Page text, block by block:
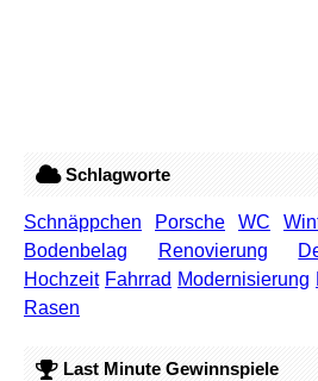
Schlagworte
Schnäppchen Porsche WC
Bodenbelag
Renovierung
Hochzeit Fahrrad Modernisierung
Rasen
Last Minute Gewinnspiele